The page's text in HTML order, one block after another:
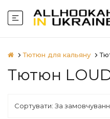
Тютюн для кальяну
Тютюн